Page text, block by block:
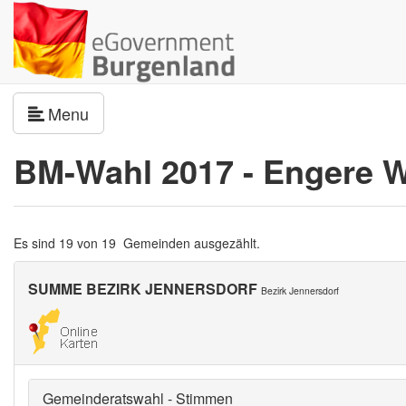
Menu
BM-Wahl 2017 - Engere
Es sind 19 von 19 Gemeinden ausgezählt.
SUMME BEZIRK JENNERSDORF Bezirk Jennersdorf
Gemeinderatswahl - Stimmen